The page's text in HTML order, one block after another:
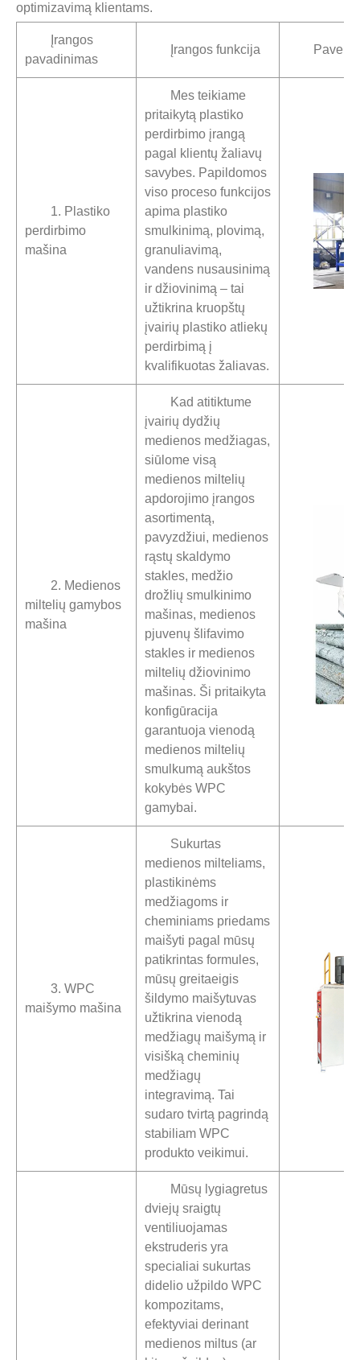
optimizavimą klientams.
Įrangos
pavadinimas
Įrangos funkcija
1. Plastiko
perdirbimo
mašina
Mes teikiame
pritaikytą plastiko
perdirbimo įrangą
pagal klientų žaliavų
savybes. Papildomos
viso proceso funkcijos
apima plastiko
smulkinimą, plovimą,
granuliavimą,
vandens nusausinimą
ir džiovinimą – tai
užtikrina kruopštų
įvairių plastiko atliekų
perdirbimą į
kvalifikuotas žaliavas.
2. Medienos
miltelių gamybos
mašina
Kad atitiktume
įvairių dydžių
medienos medžiagas,
siūlome visą
medienos miltelių
apdorojimo įrangos
asortimentą,
pavyzdžiui, medienos
rąstų skaldymo
stakles, medžio
drožlių smulkinimo
mašinas, medienos
pjuvenų šlifavimo
stakles ir medienos
miltelių džiovinimo
mašinas. Ši pritaikyta
konfigūracija
garantuoja vienodą
medienos miltelių
smulkumą aukštos
kokybės WPC
gamybai.
3. WPC
maišymo mašina
Sukurtas
medienos milteliams,
plastikinėms
medžiagoms ir
cheminiams priedams
maišyti pagal mūsų
patikrintas formules,
mūsų greitaeigis
šildymo maišytuvas
užtikrina vienodą
medžiagų maišymą ir
visišką cheminių
medžiagų
integravimą. Tai
sudaro tvirtą pagrindą
stabiliam WPC
produkto veikimui.
Mūsų lygiagretus
dviejų sraigtų
ventiliuojamas
ekstruderis yra
specialiai sukurtas
didelio užpildo WPC
kompozitams,
efektyviai derinant
medienos miltus (ar